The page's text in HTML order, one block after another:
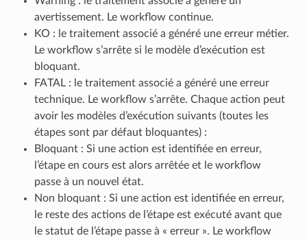
avertissement. Le workflow continue.
KO : le traitement associé a généré une erreur métier.
Le workflow s’arrête si le modèle d’exécution est
bloquant.
FATAL : le traitement associé a généré une erreur
technique. Le workflow s’arrête. Chaque action peut
avoir les modèles d’exécution suivants (toutes les
étapes sont par défaut bloquantes) :
Bloquant : Si une action est identifiée en erreur,
l’étape en cours est alors arrêtée et le workflow
passe à un nouvel état.
Non bloquant : Si une action est identifiée en erreur,
le reste des actions de l’étape est exécuté avant que
le statut de l’étape passe à « erreur ». Le workflow